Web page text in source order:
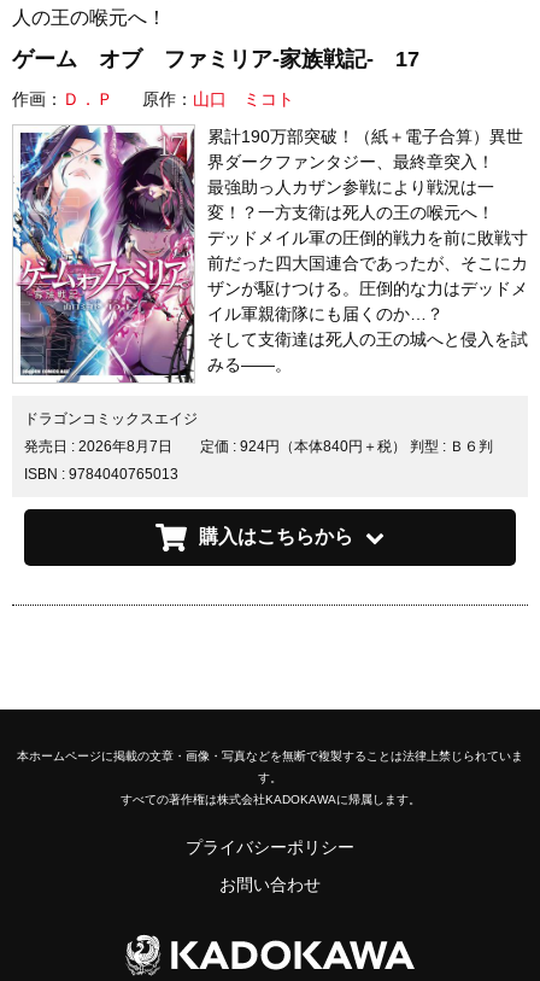
人の王の喉元へ！
ゲーム オブ ファミリア-家族戦記- 17
作画： Ｄ．Ｐ 原作： 山口 ミコト
累計190万部突破！（紙＋電子合算）異世
界ダークファンタジー、最終章突入！
最強助っ人カザン参戦により戦況は一
変！？一方支衛は死人の王の喉元へ！
デッドメイル軍の圧倒的戦力を前に敗戦寸
前だった四大国連合であったが、そこにカ
ザンが駆けつける。圧倒的な力はデッドメ
イル軍親衛隊にも届くのか…？
そして支衛達は死人の王の城へと侵入を試
みる――。
ドラゴンコミックスエイジ
発売日 : 2026年8月7日 定価 : 924円（本体840円＋税） 判型 : Ｂ６判
ISBN : 9784040765013
購入はこちらから
本ホームページに掲載の文章・画像・写真などを無断で複製することは法律上禁じられていま
す。
すべての著作権は株式会社KADOKAWAに帰属します。
プライバシーポリシー
お問い合わせ